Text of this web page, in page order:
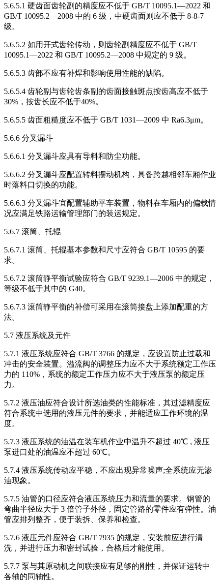
5.6.5.1 硬齿面齿轮副的精度应不低于 GB/T 10095.1—2022 和
GB/T 10095.2—2008 中的 6 级，中硬齿面则应不低于 8-8-7
级。
5.6.5.2 如用开式齿轮传动，则齿轮副精度应不低于 GB/T
10095.1—2022 和 GB/T 10095.2—2008 中规定的 9 级。
5.6.5.3 齿部不应有补焊和影响使用性能的缺陷。
5.6.5.4 齿轮副与齿轮齿条副的齿面接触斑点按齿高应不低于
30%，按齿长应不低于40%。
5.6.5.5 齿面粗糙度应不低于 GB/T 1031—2009 中 Ra6.3μm。
5.6.6 分叉漏斗
5.6.6.1 分叉漏斗应具有导料和防尘功能。
5.6.6.2 分叉漏斗应配置转料摆动机构，具备跨越相邻车厢作业
时落料口切换的功能。
5.6.6.3 分叉漏斗宜配置辅助平车装置，物料在车厢内的偏载情
况应满足铁路运输管理部门的装运规定。
5.6.7 滚筒、托辊
5.6.7.1 滚筒、托辊基本参数和尺寸应符合 GB/T 10595 的要
求。
5.6.7.2 滚筒静平衡试验应符合 GB/T 9239.1—2006 中的规定，
等级不低于其中的 G40。
5.6.7.3 滚筒静平衡的补偿可采用在滚筒接盘上添加配重的方
法。
5.7 液压系统及元件
5.7.1 液压系统应符合 GB/T 3766 的规定，应设置防止过载和
冲击的安全装置。溢流阀的调整压力应不大于系统额定工作压
力的 110%，系统的额定工作压力应不大于液压泵的额定压
力。
5.7.2 液压油应符合设计所选油类的性能标准，其过滤精度应
符合系统中选用的液压元件的要求，并能适应工作环境的温
度。
5.7.3 液压系统的油温在装车机作业中温升不超过 40℃ , 液压
泵进口处的油温应不超过 60℃。
5.7.4 液压系统传动应平稳，不应出现异常噪声;全系统应无渗
油现象。
5.7.5 油管的口径应符合液压系统压力和流量的要求。钢管的
弯曲半径应大于 3 倍管子外径，固定管路的零件应有弹性。油
管应排列整齐，便于装拆、保养和检查。
5.7.6 液压元件应符合 GB/T 7935 的规定，安装前应进行清
洗，并进行压力和密封试验，合格后才能使用。
5.7.7 泵与其原动机之间联接应有足够的刚性，并保证运转中
各轴的同轴性。